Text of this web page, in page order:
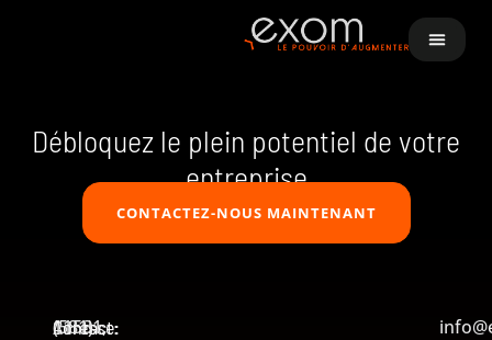
Auteur/autrice :exom
Débloquez le plein potentiel de votre
entreprise
CONTACTEZ-NOUS MAINTENANT
Adresse:
11531,
Contact:
(581)